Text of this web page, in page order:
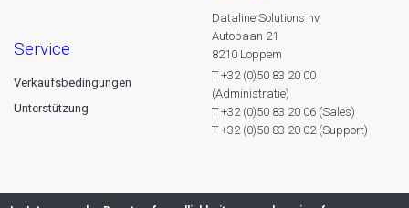
service
Verkaufsbedingungen
Unterstützung
Dataline Solutions nv
Autobaan 21
8210 Loppem
T +32 (0)50 83 20 00
(Administratie)
T +32 (0)50 83 20 06 (Sales)
T +32 (0)50 83 20 02 (Support)